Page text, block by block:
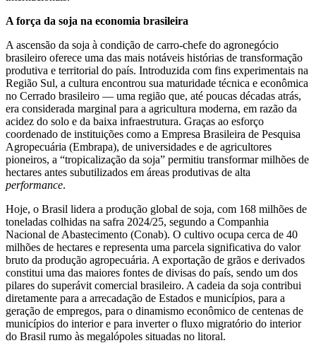
A força da soja na economia brasileira
A ascensão da soja à condição de carro-chefe do agronegócio
brasileiro oferece uma das mais notáveis histórias de transformação
produtiva e territorial do país. Introduzida com fins experimentais na
Região Sul, a cultura encontrou sua maturidade técnica e econômica
no Cerrado brasileiro — uma região que, até poucas décadas atrás,
era considerada marginal para a agricultura moderna, em razão da
acidez do solo e da baixa infraestrutura. Graças ao esforço
coordenado de instituições como a Empresa Brasileira de Pesquisa
Agropecuária (Embrapa), de universidades e de agricultores
pioneiros, a “tropicalização da soja” permitiu transformar milhões de
hectares antes subutilizados em áreas produtivas de alta
performance.
Hoje, o Brasil lidera a produção global de soja, com 168 milhões de
toneladas colhidas na safra 2024/25, segundo a Companhia
Nacional de Abastecimento (Conab). O cultivo ocupa cerca de 40
milhões de hectares e representa uma parcela significativa do valor
bruto da produção agropecuária. A exportação de grãos e derivados
constitui uma das maiores fontes de divisas do país, sendo um dos
pilares do superávit comercial brasileiro. A cadeia da soja contribui
diretamente para a arrecadação de Estados e municípios, para a
geração de empregos, para o dinamismo econômico de centenas de
municípios do interior e para inverter o fluxo migratório do interior
do Brasil rumo às megalópoles situadas no litoral.